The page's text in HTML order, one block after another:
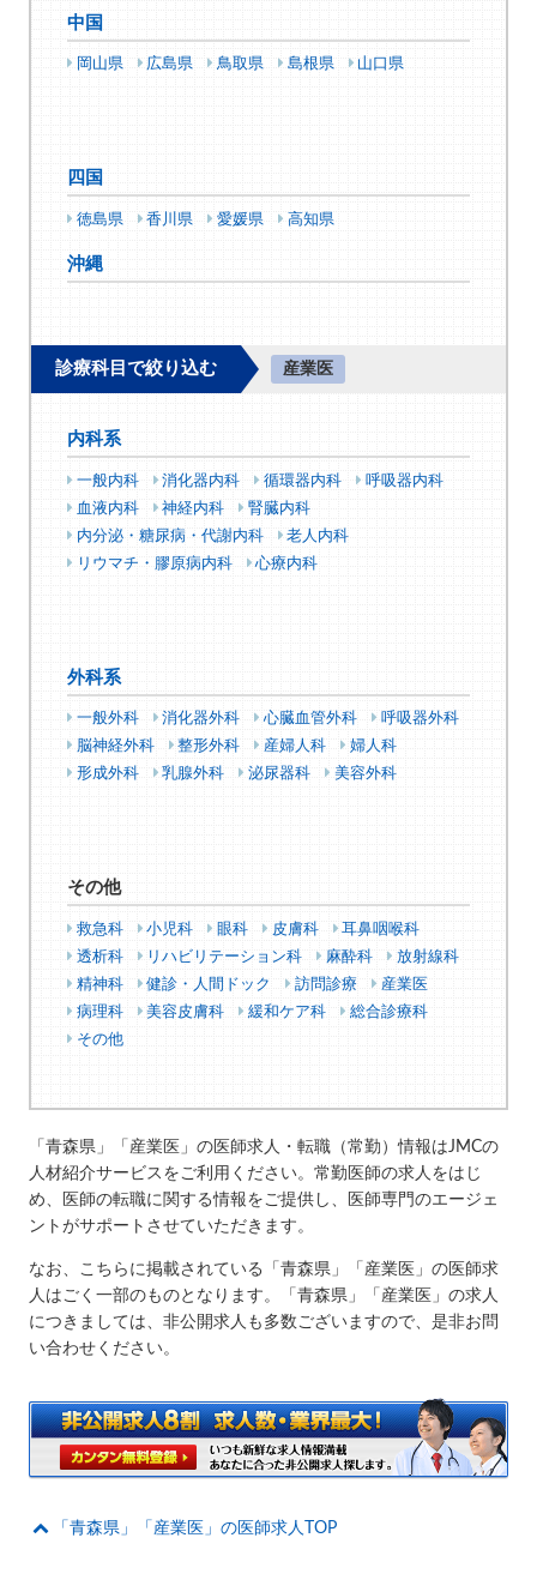
中国
岡山県 広島県 鳥取県 島根県 山口県
四国
徳島県 香川県 愛媛県 高知県
沖縄
診療科目で絞り込む 産業医
内科系
一般内科 消化器内科 循環器内科
呼吸器内科
血液内科
神経内科
腎臓内科
内分泌・糖尿病・代謝内科
老人内科
リウマチ・膠原病内科
心療内科
外科系
一般外科 消化器外科 心臓血管外科
呼吸器外科
脳神経外科
整形外科 産婦人科
婦人科
形成外科
乳腺外科 泌尿器科 美容外科
その他
救急科 小児科 眼科 皮膚科
耳鼻咽喉科
透析科
リハビリテーション科 麻酔科
放射線科
精神科
健診・人間ドック 訪問診療
産業医
病理科
美容皮膚科 緩和ケア科
総合診療科
その他
「青森県」「産業医」の医師求人・転職（常勤）情報はJMCの
人材紹介サービスをご利用ください。常勤医師の求人をはじ
め、医師の転職に関する情報をご提供し、医師専門のエージェ
ントがサポートさせていただきます。
なお、こちらに掲載されている「青森県」「産業医」の医師求
人はごく一部のものとなります。「青森県」「産業医」の求人
につきましては、非公開求人も多数ございますので、是非お問
い合わせください。
「青森県」「産業医」の医師求人TOP